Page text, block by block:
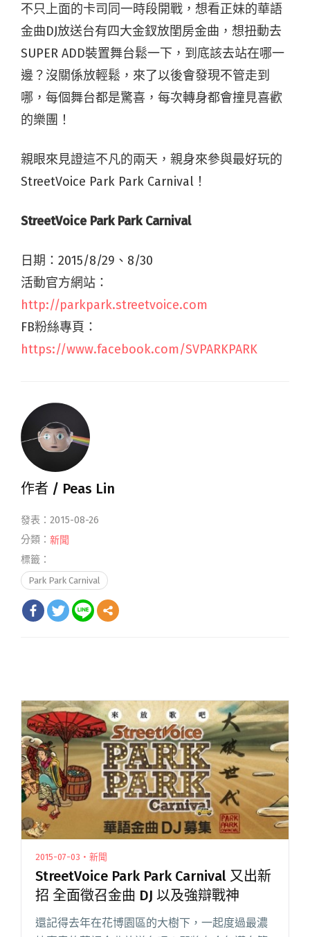
不只上面的卡司同一時段開戰，想看正妹的華語
金曲DJ放送台有四大金釵放閨房金曲，想扭動去
SUPER ADD裝置舞台鬆一下，到底該去站在哪一
邊？沒關係放輕鬆，來了以後會發現不管走到
哪，每個舞台都是驚喜，每次轉身都會撞見喜歡
的樂團！
親眼來見證這不凡的兩天，親身來參與最好玩的
StreetVoice Park Park Carnival ！
StreetVoice Park Park Carnival
日期：2015/8/29、8/30
活動官方網站：
http://parkpark.streetvoice.com
FB粉絲專頁：
https://www.facebook.com/SVPARKPARK
作者 / Peas Lin
發表：2015-08-26
分類： 新聞
標籤：
Park Park Carnival
2015-07-03・新聞
StreetVoice Park Park Carnival 又出新
招 全面徵召金曲 DJ 以及強辯戰神
還記得去年在花博園區的大樹下，一起度過最濃